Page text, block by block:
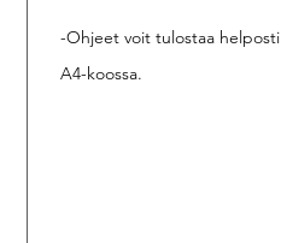
-Ohjeet voit tulostaa helposti
A4-koossa.